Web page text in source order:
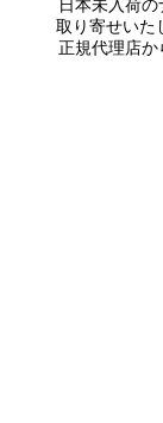
日本未入荷
取り寄せいた
正規代理店